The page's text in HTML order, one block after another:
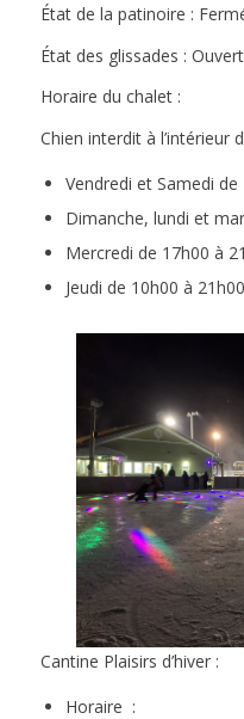
État de la patinoire :
État des glissades :
Horaire du chalet :
Chien interdit à l’intérieur
Vendredi et Samedi
Dimanche, lundi et
Mercredi de 17h00 à
Jeudi de 10h00 à 21h00
Cantine Plaisirs d’hiver :
Horaire :